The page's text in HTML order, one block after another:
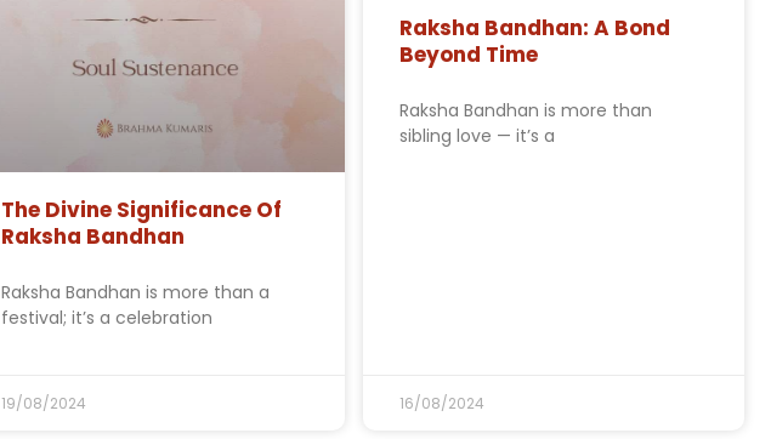
The Divine Significance Of
Raksha Bandhan
Raksha Bandhan is more than a
festival; it’s a celebration
19/08/2024
Raksha Bandhan: A Bond
Beyond Time
Raksha Bandhan is more than
sibling love — it’s a
16/08/2024